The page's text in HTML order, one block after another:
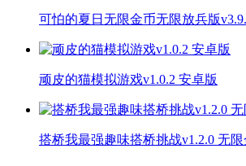
可怕的夏日无限金币无限放兵版
顽皮的猫模拟游戏v1.0.2 安卓版
搭桥我最强趣味搭桥挑战v1.2.0 无限